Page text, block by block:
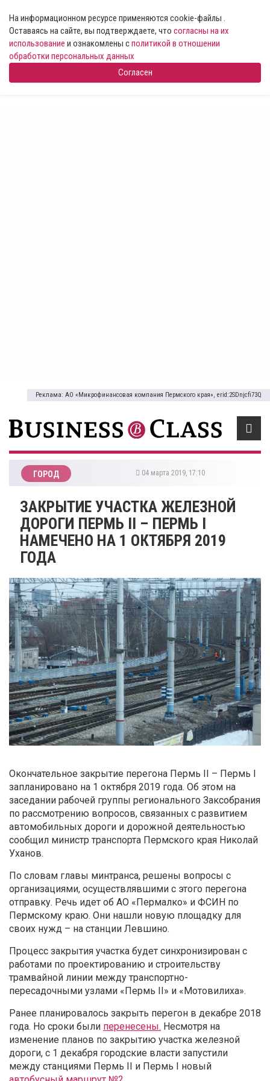
На информационном ресурсе применяются cookie-файлы .
Оставаясь на сайте, вы подтверждаете, что согласны на их
использование и ознакомлены сполитикой в отношении
обработки персональных данных
Согласен
Реклама: АО «Микрофинансовая компания Пермского края», erid:2SDnjcfi73Q
ГОРОД 04 марта 2019, 17:10
ЗАКРЫТИЕ УЧАСТКА ЖЕЛЕЗНОЙ
ДОРОГИ ПЕРМЬ II – ПЕРМЬ I
НАМЕЧЕНО НА 1 ОКТЯБРЯ 2019
ГОДА
Окончательное закрытие перегона Пермь II – Пермь I
запланировано на 1 октября 2019 года. Об этом на
заседании рабочей группы регионального Заксобрания
по рассмотрению вопросов, связанных с развитием
автомобильных дороги и дорожной деятельностью
сообщил министр транспорта Пермского края Николай
Уханов.
По словам главы минтранса, решены вопросы с
организациями, осуществлявшими с этого перегона
отправку. Речь идет об АО «Пермалко» и ФСИН по
Пермскому краю. Они нашли новую площадку для
своих нужд – на станции Левшино.
Процесс закрытия участка будет синхронизирован с
работами по проектированию и строительству
трамвайной линии между транспортно-
пересадочными узлами «Пермь II» и «Мотовилиха».
Ранее планировалось закрыть перегон в декабре 2018
года. Но сроки были перенесены. Несмотря на
изменение планов по закрытию участка железной
дороги, с 1 декабря городские власти запустили
между станциями Пермь II и Пермь I новый